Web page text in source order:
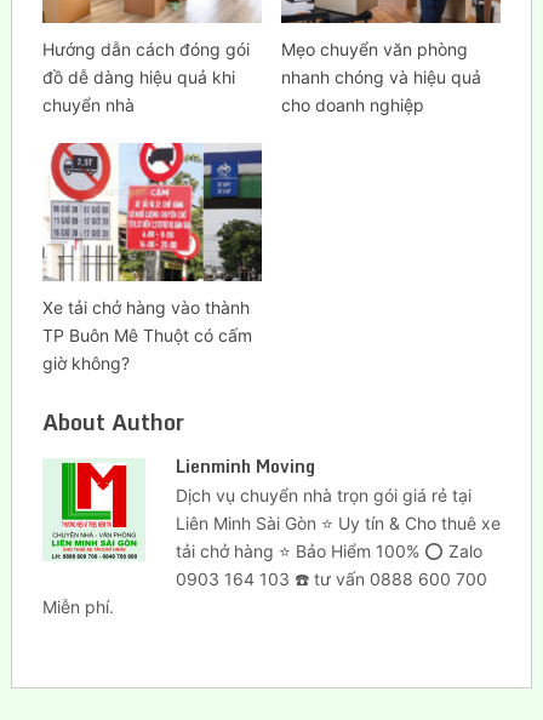
Hướng dẫn cách đóng gói
đồ dễ dàng hiệu quả khi
chuyển nhà
Mẹo chuyển văn phòng
nhanh chóng và hiệu quả
cho doanh nghiệp
Xe tải chở hàng vào thành
TP Buôn Mê Thuột có cấm
giờ không?
About Author
Lienminh Moving
Dịch vụ chuyển nhà trọn gói giá rẻ tại
Liên Minh Sài Gòn ⭐ Uy tín & Cho thuê xe
tải chở hàng ⭐ Bảo Hiểm 100% ⭕ Zalo
0903 164 103 ☎️ tư vấn 0888 600 700
Miễn phí.